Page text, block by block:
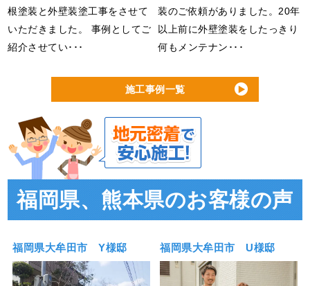
根塗装と外壁装塗工事をさせて
いただきました。 事例としてご
紹介させてい･･･
装のご依頼がありました。20年
以上前に外壁塗装をしたっきり
何もメンテナン･･･
施工事例一覧
福岡県、熊本県のお客様の声
福岡県大牟田市 Y様邸 福岡県大牟田市 U様邸